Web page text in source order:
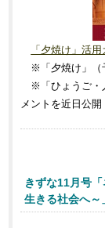
「夕焼け」活
※「夕焼け」（
※「ひょうご・
メントを近日公開
きずな11月号
生きる社会へ～